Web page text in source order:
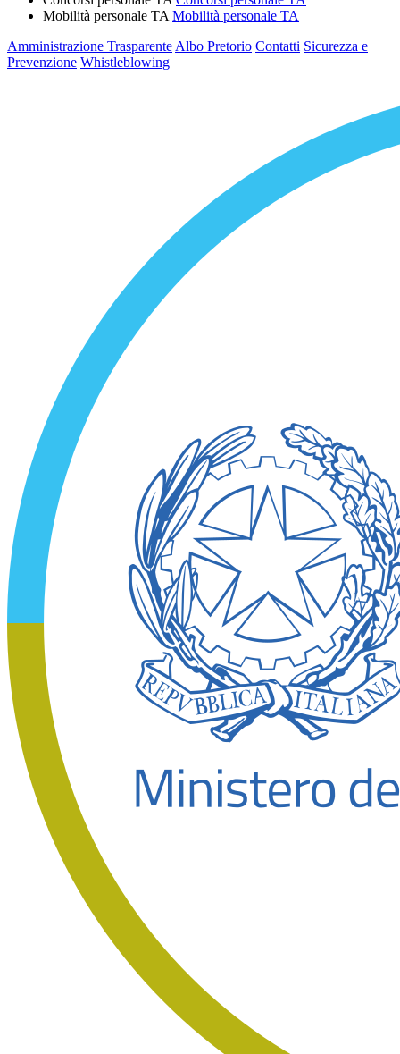
Mobilità personale TA Mobilità personale TA
Amministrazione Trasparente Albo Pretorio Contatti Sicurezza e
Prevenzione Whistleblowing